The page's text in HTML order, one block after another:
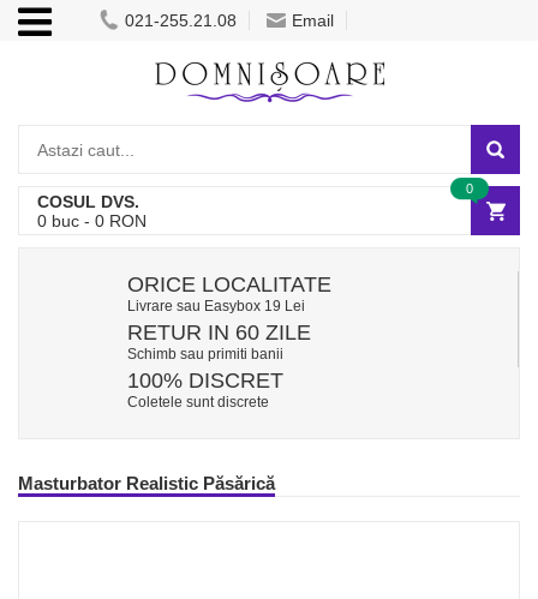
021-255.21.08 Email
COSUL DVS.
0 buc - 0 RON
0
ORICE LOCALITATE
Livrare sau Easybox 19 Lei
RETUR IN 60 ZILE
Schimb sau primiti banii
100% DISCRET
Coletele sunt discrete
Masturbator Realistic Păsărică